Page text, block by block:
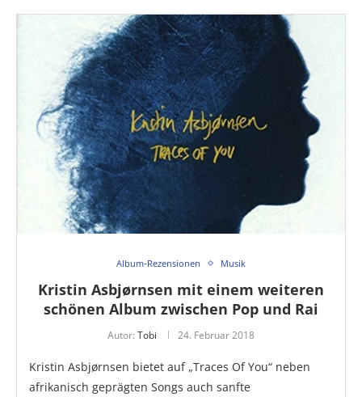
Album-Rezensionen Musik
Kristin Asbjørnsen mit einem weiteren
schönen Album zwischen Pop und Rai
Autor: Tobi 24. Februar 2018
Kristin Asbjørnsen bietet auf „Traces Of You“ neben
afrikanisch geprägten Songs auch sanfte